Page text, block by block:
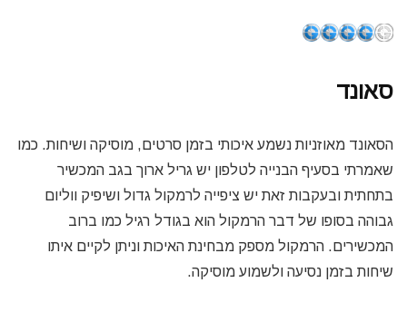
סאונד
הסאונד מאוזניות נשמע איכותי בזמן סרטים, מוסיקה ושיחות. כמו
שאמרתי בסעיף הבנייה לטלפון יש גריל ארוך בגב המכשיר
בתחתית ובעקבות זאת יש ציפייה לרמקול גדול ושיפיק ווליום
גבוהה בסופו של דבר הרמקול הוא בגודל רגיל כמו ברוב
המכשירים. הרמקול מספק מבחינת האיכות וניתן לקיים איתו
שיחות בזמן נסיעה ולשמוע מוסיקה.